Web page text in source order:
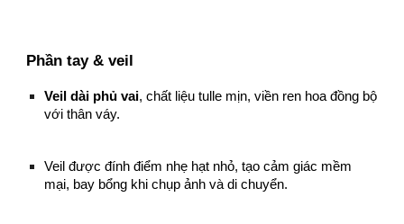
Phần tay & veil
Veil dài phủ vai, chất liệu tulle mịn, viền ren hoa đồng bộ
với thân váy.
Veil được đính điểm nhẹ hạt nhỏ, tạo cảm giác mềm
mại, bay bổng khi chụp ảnh và di chuyển.